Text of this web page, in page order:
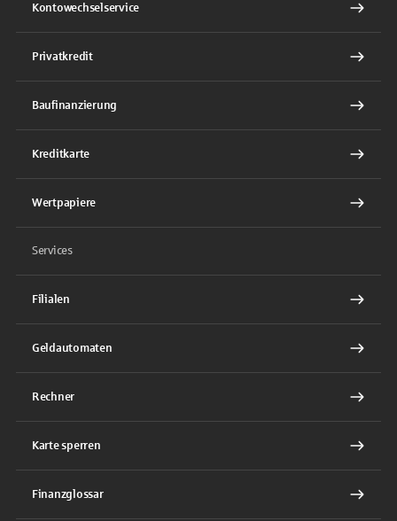
Kontowechselservice
Privatkredit
Baufinanzierung
Kreditkarte
Wertpapiere
Services
Filialen
Geldautomaten
Rechner
Karte sperren
Finanzglossar